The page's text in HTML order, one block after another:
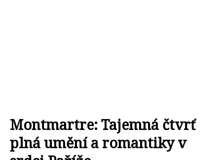
Montmartre: Tajemná čtvrť
plná umění a romantiky v